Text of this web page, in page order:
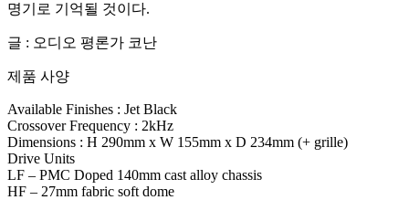
명기로 기억될 것이다.
글 : 오디오 평론가 코난
제품 사양
Available Finishes : Jet Black
Crossover Frequency : 2kHz
Dimensions : H 290mm x W 155mm x D 234mm (+ grille)
Drive Units
LF – PMC Doped 140mm cast alloy chassis
HF – 27mm fabric soft dome